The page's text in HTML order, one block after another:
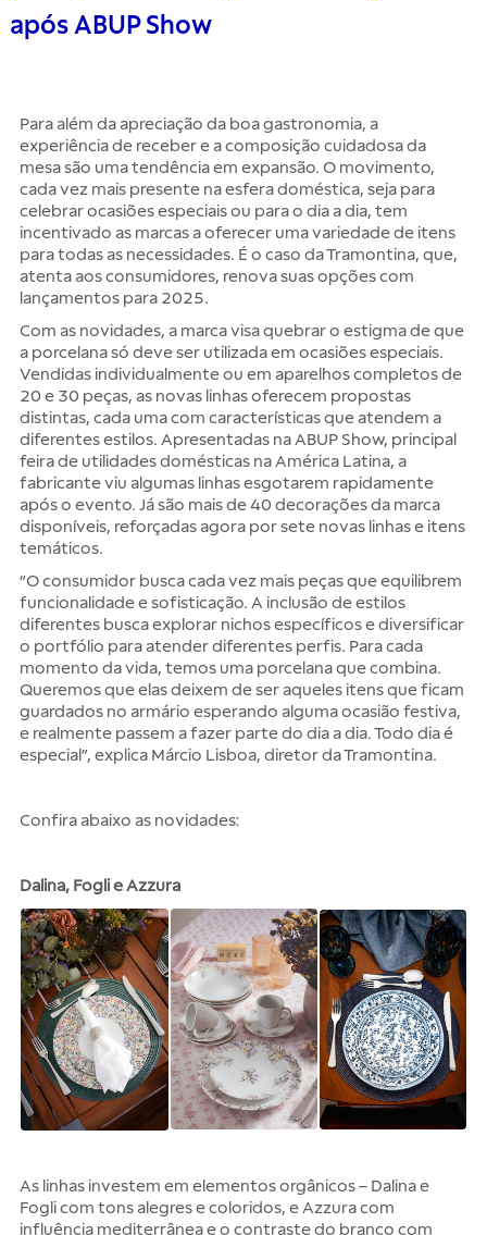
após ABUP Show
Para além da apreciação da boa gastronomia, a
experiência de receber e a composição cuidadosa da
mesa são uma tendência em expansão. O movimento,
cada vez mais presente na esfera doméstica, seja para
celebrar ocasiões especiais ou para o dia a dia, tem
incentivado as marcas a oferecer uma variedade de itens
para todas as necessidades. É o caso da Tramontina, que,
atenta aos consumidores, renova suas opções com
lançamentos para 2025.
Com as novidades, a marca visa quebrar o estigma de que
a porcelana só deve ser utilizada em ocasiões especiais.
Vendidas individualmente ou em aparelhos completos de
20 e 30 peças, as novas linhas oferecem propostas
distintas, cada uma com características que atendem a
diferentes estilos. Apresentadas na ABUP Show, principal
feira de utilidades domésticas na América Latina, a
fabricante viu algumas linhas esgotarem rapidamente
após o evento. Já são mais de 40 decorações da marca
disponíveis, reforçadas agora por sete novas linhas e itens
temáticos.
“O consumidor busca cada vez mais peças que equilibrem
funcionalidade e sofisticação. A inclusão de estilos
diferentes busca explorar nichos específicos e diversificar
o portfólio para atender diferentes perfis. Para cada
momento da vida, temos uma porcelana que combina.
Queremos que elas deixem de ser aqueles itens que ficam
guardados no armário esperando alguma ocasião festiva,
e realmente passem a fazer parte do dia a dia. Todo dia é
especial”, explica Márcio Lisboa, diretor da Tramontina.
Confira abaixo as novidades:
Dalina, Fogli e Azzura
As linhas investem em elementos orgânicos – Dalinae
Foglicom tons alegres e coloridos, eAzzuracom
influência mediterrânea e o contraste do branco com